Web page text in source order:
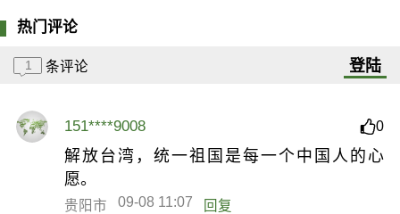
热门评论
1 条评论 登陆
151****9008 0
解放台湾，统一祖国是每一个中国人的心
愿。
贵阳市 09-08 11:07 回复